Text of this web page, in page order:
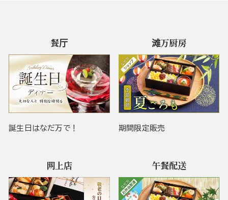
餐厅
誕生日はなだ万で！
滩万厨房
期間限定販売
网上店 午餐配送